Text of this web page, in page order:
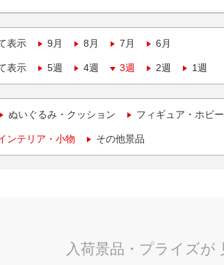
表示 9月 8月 7月 6月
表示 5週 4週 3週 2週 1週
ぬいぐるみ・クッション フィギュア・ホビー
ンテリア・小物 その他景品